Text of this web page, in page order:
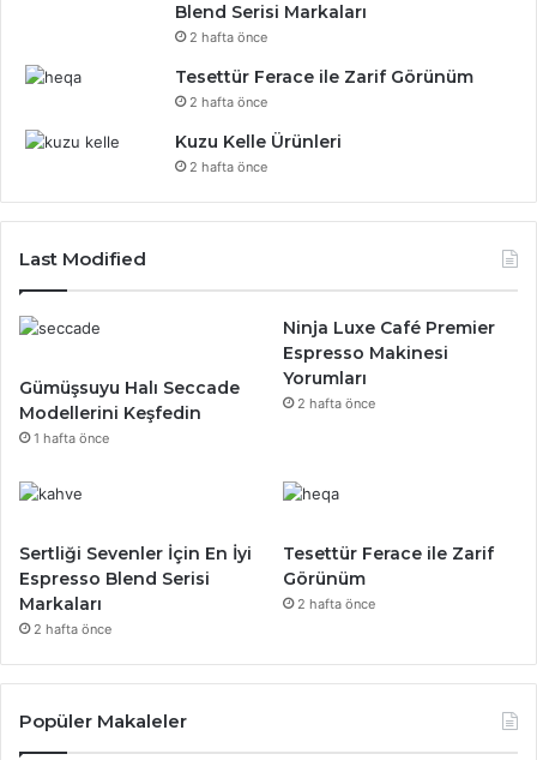
Blend Serisi Markaları
2 hafta önce
Tesettür Ferace ile Zarif Görünüm
2 hafta önce
Kuzu Kelle Ürünleri
2 hafta önce
Last Modified
Gümüşsuyu Halı Seccade
Modellerini Keşfedin
1 hafta önce
Ninja Luxe Café Premier
Espresso Makinesi
Yorumları
2 hafta önce
Sertliği Sevenler İçin En İyi
Espresso Blend Serisi
Markaları
2 hafta önce
Tesettür Ferace ile Zarif
Görünüm
2 hafta önce
Popüler Makaleler